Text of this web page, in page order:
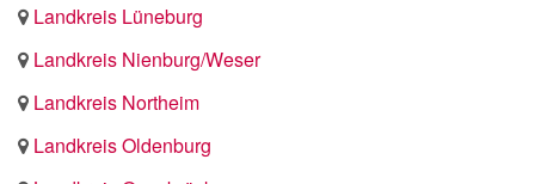
Landkreis Lüneburg
Landkreis Nienburg/Weser
Landkreis Northeim
Landkreis Oldenburg